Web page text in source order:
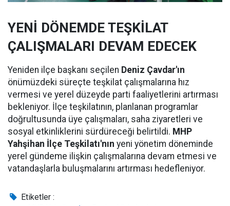
YENİ DÖNEMDE TEŞKİLAT
ÇALIŞMALARI DEVAM EDECEK
Yeniden ilçe başkanı seçilen Deniz Çavdar'ın
önümüzdeki süreçte teşkilat çalışmalarına hız
vermesi ve yerel düzeyde parti faaliyetlerini artırması
bekleniyor. İlçe teşkilatının, planlanan programlar
doğrultusunda üye çalışmaları, saha ziyaretleri ve
sosyal etkinliklerini sürdüreceği belirtildi. MHP
Yahşihan İlçe Teşkilatı'nın yeni yönetim döneminde
yerel gündeme ilişkin çalışmalarına devam etmesi ve
vatandaşlarla buluşmalarını artırması hedefleniyor.
Etiketler :